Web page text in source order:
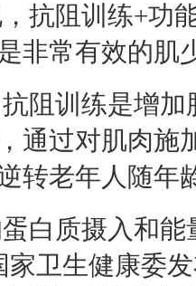
抗阻训练+功
非常有效的肌
阻训练是增
通过对肌肉施
转老年人随年
白质摄入和
家卫生健康委